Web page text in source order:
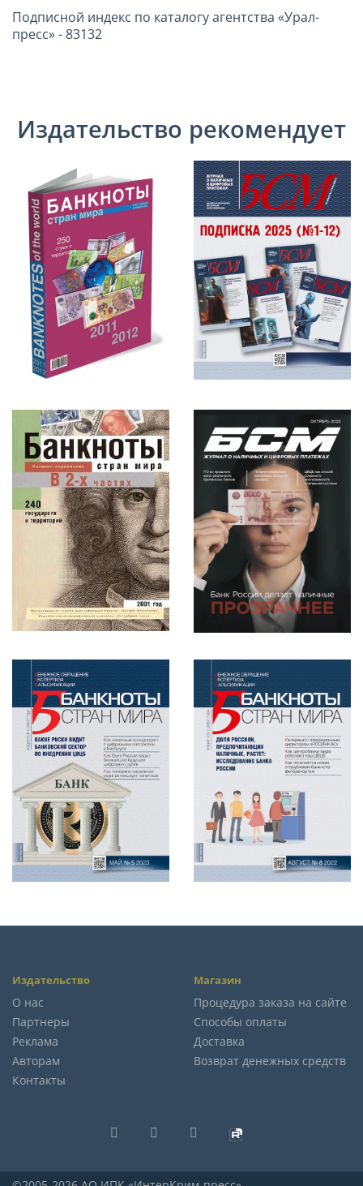
Подписной индекс по каталогу агентства «Урал-
пресс» - 83132
Издательство рекомендует
Издательство
О нас
Партнеры
Реклама
Авторам
Контакты
Магазин
Процедура заказа на сайте
Способы оплаты
Доставка
Возврат денежных средств